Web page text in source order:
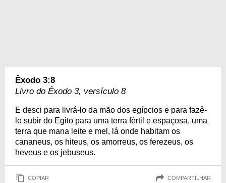
Êxodo 3:8
Livro do Êxodo 3, versículo 8
E desci para livrá-lo da mão dos egípcios e para fazê-
lo subir do Egito para uma terra fértil e espaçosa, uma
terra que mana leite e mel, lá onde habitam os
cananeus, os hiteus, os amorreus, os ferezeus, os
heveus e os jebuseus.
COPIAR COMPARTILHAR